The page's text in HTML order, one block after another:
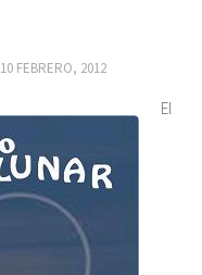
10 FEBRERO, 2012
El